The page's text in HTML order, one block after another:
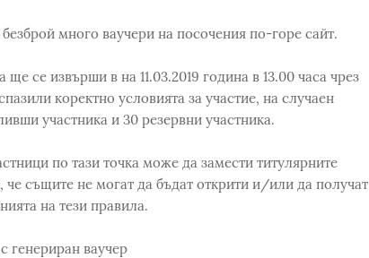
много ваучери на посочения по-горе сайт.
се извърши в на 11.03.2019 година в 13.00 часа чрез
коректно условията за участие, на случаен
участника и 30 резервни участника.
по тази точка може да замести титулярните
същите не могат да бъдат открити и/или да получат
на тези правила.
генериран ваучер